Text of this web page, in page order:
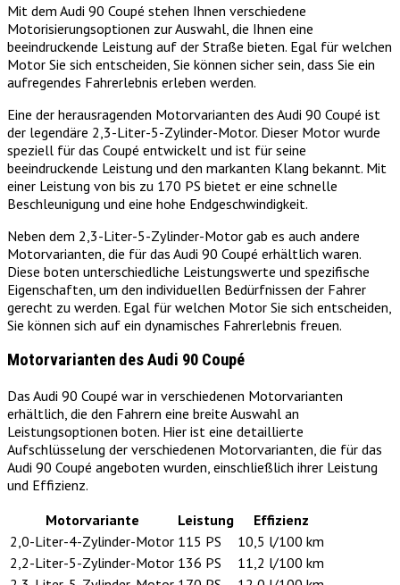
Mit dem Audi 90 Coupé stehen Ihnen verschiedene
Motorisierungsoptionen zur Auswahl, die Ihnen eine
beeindruckende Leistung auf der Straße bieten. Egal für welchen
Motor Sie sich entscheiden, Sie können sicher sein, dass Sie ein
aufregendes Fahrerlebnis erleben werden.
Eine der herausragenden Motorvarianten des Audi 90 Coupé ist
der legendäre 2,3-Liter-5-Zylinder-Motor. Dieser Motor wurde
speziell für das Coupé entwickelt und ist für seine
beeindruckende Leistung und den markanten Klang bekannt. Mit
einer Leistung von bis zu 170 PS bietet er eine schnelle
Beschleunigung und eine hohe Endgeschwindigkeit.
Neben dem 2,3-Liter-5-Zylinder-Motor gab es auch andere
Motorvarianten, die für das Audi 90 Coupé erhältlich waren.
Diese boten unterschiedliche Leistungswerte und spezifische
Eigenschaften, um den individuellen Bedürfnissen der Fahrer
gerecht zu werden. Egal für welchen Motor Sie sich entscheiden,
Sie können sich auf ein dynamisches Fahrerlebnis freuen.
Motorvarianten des Audi 90 Coupé
Das Audi 90 Coupé war in verschiedenen Motorvarianten
erhältlich, die den Fahrern eine breite Auswahl an
Leistungsoptionen boten. Hier ist eine detaillierte
Aufschlüsselung der verschiedenen Motorvarianten, die für das
Audi 90 Coupé angeboten wurden, einschließlich ihrer Leistung
und Effizienz.
Motorvariante
Leistung
Effizienz
2,0-Liter-4-Zylinder-Motor 115 PS
10,5 l/100 km
2,2-Liter-5-Zylinder-Motor 136 PS
11,2 l/100 km